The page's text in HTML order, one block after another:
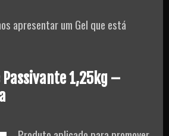
apresentar um Gel que está
Passivante 1,25kg –